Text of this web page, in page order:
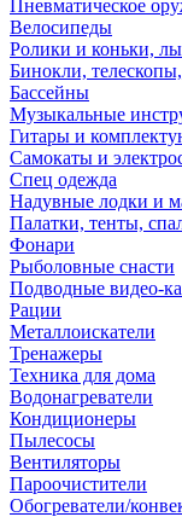
Пневматическое
Велосипеды
Ролики и коньки,
Бинокли,
Бассейны
Музыкальные
Гитары и
Самокаты и
Спец одежда
Надувные лодки и
Палатки, тенты,
Фонари
Рыболовные снасти
Подводные видео-
Рации
Металлоискатели
Тренажеры
Техника для дома
Водонагреватели
Кондиционеры
Пылесосы
Вентиляторы
Пароочистители
Обогреватели/